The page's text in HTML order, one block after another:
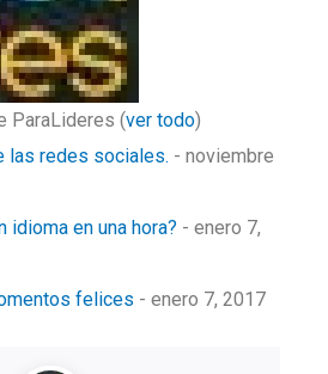
ParaLideres (ver todo)
las redes sociales. - noviembre
idioma en una hora? - enero 7,
felices - enero 7, 2017